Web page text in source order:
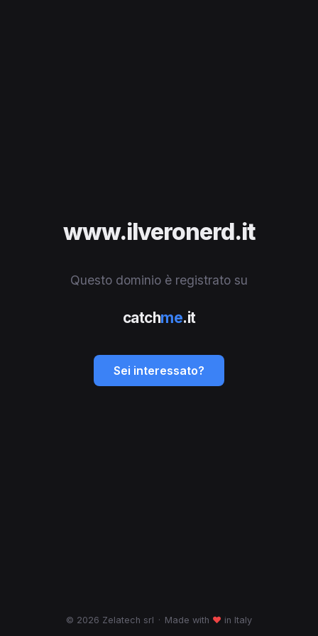
www.ilveronerd.it
Questo dominio è registrato su
catchme.it
Sei interessato?
© 2026 Zelatech srl · Made with ♥ in Italy